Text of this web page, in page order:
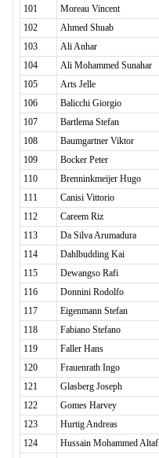
101
Moreau Vincent
102
Ahmed Shuab
103
Ali Anhar
104
Ali Mohammed Sunahar
105
Arts Jelle
106
Balicchi Giorgio
107
Bartlema Stefan
108
Baumgartner Viktor
109
Bocker Peter
110
Brenninkmeijer Hugo
111
Canisi Vittorio
112
Careem Riz
113
Da Silva Arumadura
114
Dahlbudding Kai
115
Dewangso Rafi
116
Donnini Rodolfo
117
Eigenmann Stefan
118
Fabiano Stefano
119
Faller Hans
120
Frauenrath Ingo
121
Glasberg Joseph
122
Gomes Harvey
123
Hurtig Andreas
124
Hussain Mohammed Altaf